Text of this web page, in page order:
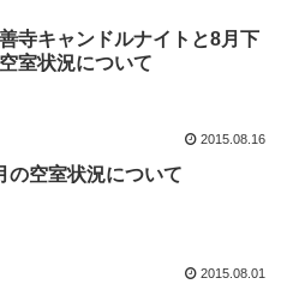
寺キャンドルナイトと8月下
室状況について
2015.08.16
の空室状況について
2015.08.01